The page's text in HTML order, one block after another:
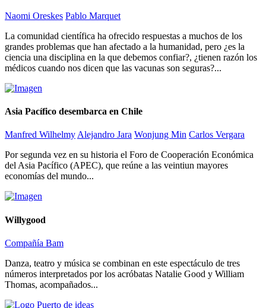
Naomi Oreskes Pablo Marquet
La comunidad científica ha ofrecido respuestas a muchos de los
grandes problemas que han afectado a la humanidad, pero ¿es la
ciencia una disciplina en la que debemos confiar?, ¿tienen razón los
médicos cuando nos dicen que las vacunas son seguras?...
Asia Pacífico desembarca en Chile
Manfred WilhelmyAlejandro Jara Wonjung Min Carlos Vergara
Por segunda vez en su historia el Foro de Cooperación Económica
del Asia Pacífico (APEC), que reúne a las veintiun mayores
economías del mundo...
Willygood
Compañía Bam
Danza, teatro y música se combinan en este espectáculo de tres
números interpretados por los acróbatas Natalie Good y William
Thomas, acompañados...